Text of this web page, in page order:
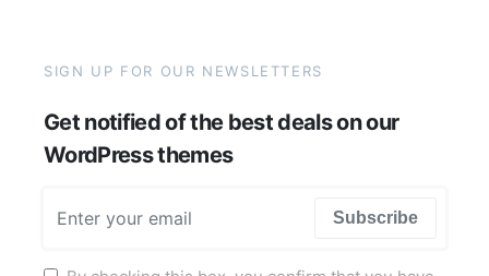
SIGN UP FOR OUR NEWSLETTERS
Get notified of the best deals on our
WordPress themes
Subscribe